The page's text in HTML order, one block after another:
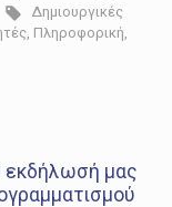
Δημιουργικές
, Πληροφορική,
εκδήλωσή μας